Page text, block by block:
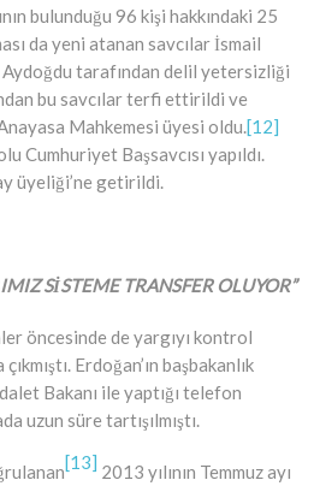
bulunduğu 96 kişi hakkındaki 25
da yeni atanan savcılar İsmail
tarafından delil yetersizliği
bu savcılar terfi ettirildi ve
Mahkemesi üyesi oldu.[12]
Cumhuriyet Başsavcısı yapıldı.
üyeliği’ne getirildi.
SİSTEME TRANSFER OLUYOR”
öncesinde de yargıyı kontrol
Erdoğan’ın başbakanlık
Bakanı ile yaptığı telefon
uzun süre tartışılmıştı.
[13] 2013 yılının Temmuz ayı